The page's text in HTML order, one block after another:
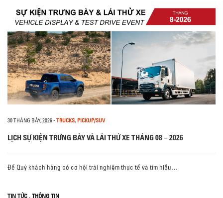
30 THÁNG BẢY, 2026- TRUCKS, PICKUP/SUV
LỊCH SỰ KIỆN TRƯNG BÀY VÀ LÁI THỬ XE THÁNG 08 – 2026
Để Quý khách hàng có cơ hội trải nghiệm thực tế và tìm hiểu…
TIN TỨC , THÔNG TIN